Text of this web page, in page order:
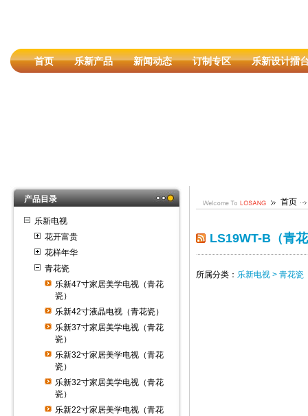
首页 乐新产品 新闻动态 订制专区 乐新设计擂
产品目录
乐新电视
花开富贵
花样年华
青花瓷
乐新47寸家居美学电视（青花
瓷）
乐新42寸液晶电视（青花瓷）
乐新37寸家居美学电视（青花
瓷）
乐新32寸家居美学电视（青花
瓷）
乐新32寸家居美学电视（青花
瓷）
乐新22寸家居美学电视（青花
首页
LS19WT-B（青
所属分类： 乐新电视 > 青花瓷